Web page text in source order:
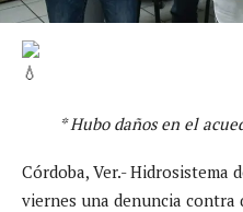
* Hubo daños en el
Córdoba, Ver.- Hidrosistema
viernes una denuncia